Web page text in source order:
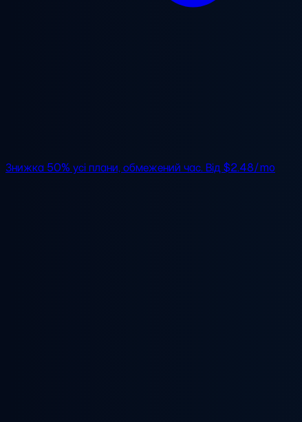
Знижка 50% усі плани, обмежений час. Від$2.48/mo